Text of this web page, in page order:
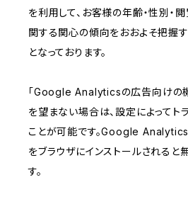
を利用して、お客様の年齢・性別・
関する関心の傾向をおおよそ把握
となっております。
「Google Analyticsの広告向けの
を望まない場合は、設定によってト
ことが可能です。Google Analytics
をブラウザにインストールされると
す。